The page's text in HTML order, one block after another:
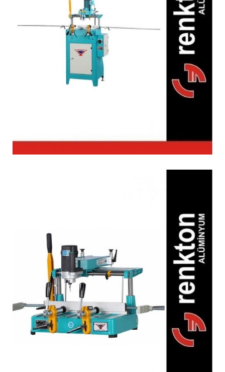
FR 225 Üçlü Kol Yeri
Delmeli Freze Makinesi
FR 222 Freze Makinesi
(Portatif)